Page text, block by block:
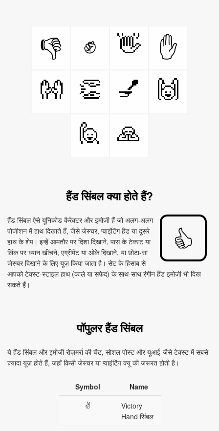
👎 ✊ 👋
✋
👐
👏 💅
🙌
🙋
🙏
हैंड सिंबल क्या होते हैं?
हैंड सिंबल ऐसे यूनिकोड कैरेक्टर और इमोजी हैं जो अलग‑अलग
पोजीशन में हाथ दिखाते हैं, जैसे जेस्चर, प्वाइंटिंग हैंड या दूसरे
हाथ के शेप। इन्हें आमतौर पर दिशा दिखाने, पास के टेक्स्ट या
लिंक पर ध्यान खींचने, एग्रीमेंट या ओके दिखाने, या छोटा‑सा
जेस्चर दिखाने के लिए यूज़ किया जाता है। सेट के हिसाब से
आपको टेक्स्ट‑स्टाइल हाथ (काले या सफेद) के साथ‑साथ रंगीन हैंड इमोजी भी दिख
सकते हैं।
पॉपुलर हैंड सिंबल
ये हैंड सिंबल और इमोजी रोज़मर्रा की चैट, सोशल पोस्ट और यूआई‑जैसे टेक्स्ट में सबसे
ज़्यादा यूज़ होते हैं, जहाँ किसी जेस्चर या प्वाइंटिंग क्यू की जरूरत होती है।
Symbol
Name
✌
Victory
Hand सिंबल